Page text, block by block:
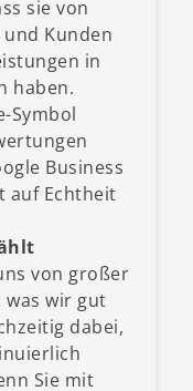
sie von
Kunden
in
haben.
Symbol
Business
auf Echtheit
von großer
was wir gut
dabei,
Sie mit